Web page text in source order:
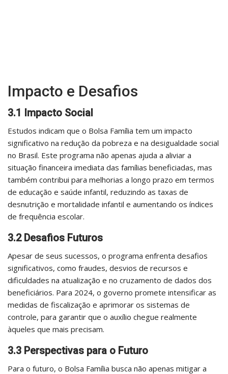
Impacto e Desafios
3.1 Impacto Social
Estudos indicam que o Bolsa Família tem um impacto
significativo na redução da pobreza e na desigualdade social
no Brasil. Este programa não apenas ajuda a aliviar a
situação financeira imediata das famílias beneficiadas, mas
também contribui para melhorias a longo prazo em termos
de educação e saúde infantil, reduzindo as taxas de
desnutrição e mortalidade infantil e aumentando os índices
de frequência escolar.
3.2 Desafios Futuros
Apesar de seus sucessos, o programa enfrenta desafios
significativos, como fraudes, desvios de recursos e
dificuldades na atualização e no cruzamento de dados dos
beneficiários. Para 2024, o governo promete intensificar as
medidas de fiscalização e aprimorar os sistemas de
controle, para garantir que o auxílio chegue realmente
àqueles que mais precisam.
3.3 Perspectivas para o Futuro
Para o futuro, o Bolsa Família busca não apenas mitigar a